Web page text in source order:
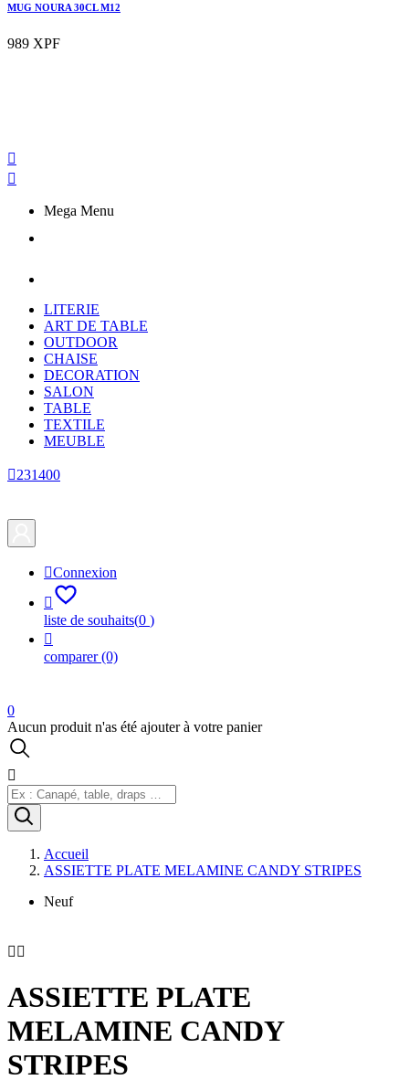
MUG NOURA 30CL M12
989 XPF


Mega Menu
LITERIE
ART DE TABLE
OUTDOOR
CHAISE
DECORATION
SALON
TABLE
TEXTILE
MEUBLE
231400
Connexion

liste de souhaits(0 )

comparer(0)
0
Aucun produit n'as été ajouter à votre panier

Accueil
ASSIETTE PLATE MELAMINE CANDY STRIPES
Neuf
 
ASSIETTE PLATE
MELAMINE CANDY
STRIPES